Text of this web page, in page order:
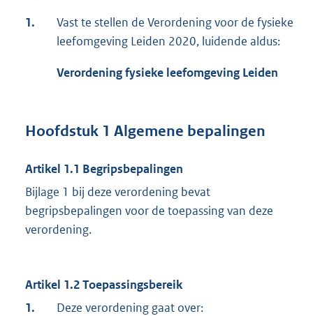
1.
Vast te stellen de Verordening voor de fysieke
leefomgeving Leiden 2020, luidende aldus:
Verordening fysieke leefomgeving Leiden
Hoofdstuk 1 Algemene bepalingen
Artikel 1.1 Begripsbepalingen
Bijlage 1 bij deze verordening bevat
begripsbepalingen voor de toepassing van deze
verordening.
Artikel 1.2 Toepassingsbereik
1.
Deze verordening gaat over: